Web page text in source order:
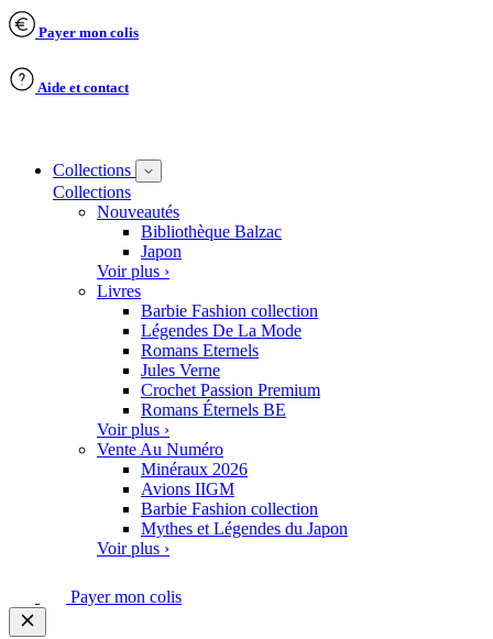
Payer mon colis
Aide et contact
Collections
Collections
Nouveautés
Bibliothèque Balzac
Japon
Voir plus ›
Livres
Barbie Fashion collection
Légendes De La Mode
Romans Eternels
Jules Verne
Crochet Passion Premium
Romans Éternels BE
Voir plus ›
Vente Au Numéro
Minéraux 2026
Avions IIGM
Barbie Fashion collection
Mythes et Légendes du Japon
Voir plus ›
Payer mon colis